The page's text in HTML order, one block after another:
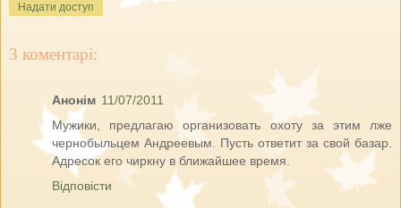
Надати доступ
3 коментарі:
Анонім 11/07/2011
Мужики, предлагаю организовать охоту за этим лже
чернобыльцем Андреевым. Пусть ответит за свой базар.
Адресок его чиркну в ближайшее время.
Відповісти